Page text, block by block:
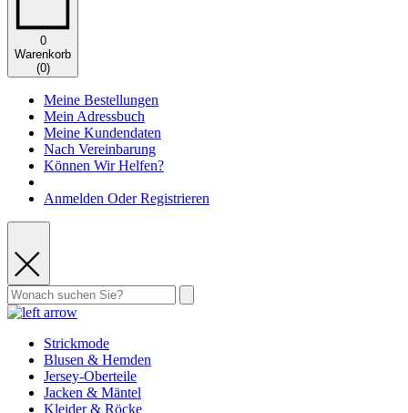
0
Warenkorb
(0)
Meine Bestellungen
Mein Adressbuch
Meine Kundendaten
Nach Vereinbarung
Können Wir Helfen?
Anmelden Oder Registrieren
Strickmode
Blusen & Hemden
Jersey-Oberteile
Jacken & Mäntel
Kleider & Röcke